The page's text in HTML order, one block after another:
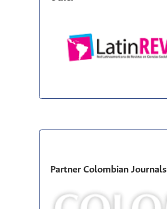
Partner Colombian Journals